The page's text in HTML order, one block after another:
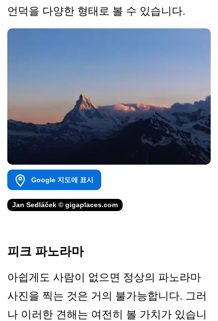
언덕을 다양한 형태로 볼 수 있습니다.
Google 지도에 표시
Jan Sedláček © gigaplaces.com
피크 파노라마
아쉽게도 사람이 없으면 정상의 파노라마
사진을 찍는 것은 거의 불가능합니다. 그러
나 이러한 견해는 여전히 볼 가치가 있습니